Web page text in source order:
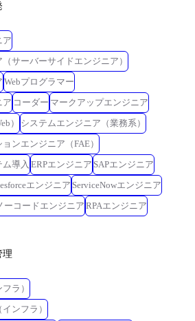
ア
サーバーサイドエンジニア）
Webプログラマー
ア コーダー マークアップエンジニア
）
システムエンジニア（業務系）
ンエンジニア（FAE）
導入 ERPエンジニア SAPエンジニア
エンジニア ServiceNowエンジニア
ーコードエンジニア RPAエンジニア
理
ラ）
ンフラ）